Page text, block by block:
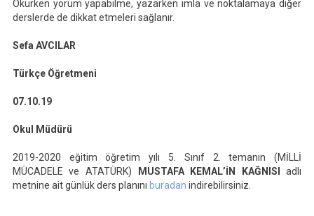
Okurken yorum yapabilme, yazarken imla ve noktalamaya diğer
derslerde de dikkat etmeleri sağlanır.
Sefa AVCILAR
Türkçe Öğretmeni
07.10.19
Okul Müdürü
2019-2020 eğitim öğretim yılı 5. Sınıf 2. temanın (MİLLİ
MÜCADELE ve ATATÜRK)
MUSTAFA KEMAL’İN KAĞNISI
adlı
metnine ait günlük ders planını buradan indirebilirsiniz.